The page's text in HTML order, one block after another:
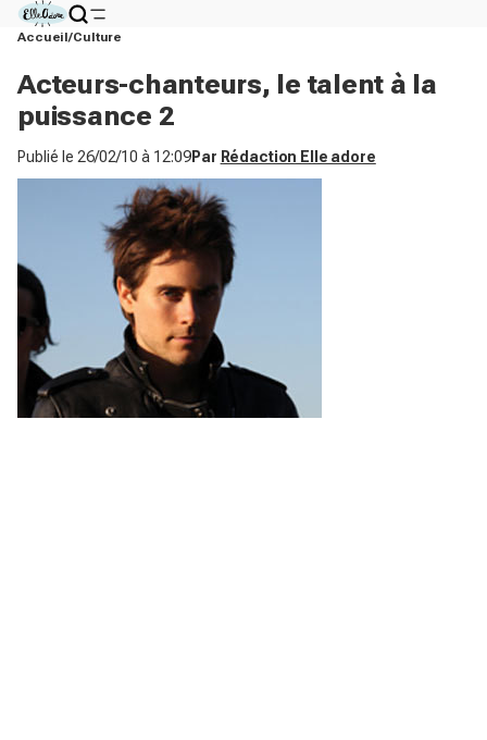
Accueil Culture
Acteurs-chanteurs, le talent à la
puissance 2
Publié le 26/02/10 à 12:09Par Rédaction Elle adore